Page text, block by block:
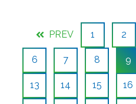
PREV 1 2
6 7 8 9
13 14 15 16